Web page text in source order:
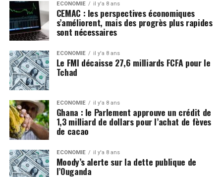
ECONOMIE il y'a 8 ans
CEMAC : les perspectives économiques
s’améliorent, mais des progrès plus rapides
sont nécessaires
ECONOMIE il y'a 8 ans
Le FMI décaisse 27,6 milliards FCFA pour le
Tchad
ECONOMIE il y'a 8 ans
Ghana : le Parlement approuve un crédit de
1,3 milliard de dollars pour l’achat de fèves
de cacao
ECONOMIE il y'a 8 ans
Moody’s alerte sur la dette publique de
l’Ouganda